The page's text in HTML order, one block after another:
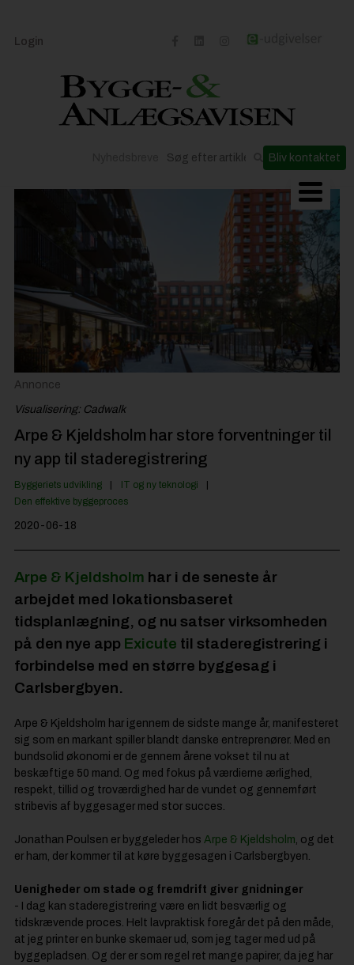
Login
Bliv kontaktet
Byggeriets udvikling
Materialer og løsninger
Anlæg
Til Håndværkeren
Partnere
Jobportal
Annonce
Visualisering: Cadwalk
Arpe & Kjeldsholm har store forventninger til
ny app til staderegistrering
Byggeriets udvikling
IT og ny teknologi
Den effektive byggeproces
2020-06-18
Arpe & Kjeldsholm har i de seneste år
arbejdet med lokationsbaseret
tidsplanlægning, og nu satser virksomheden
på den nye app Exicute til staderegistrering i
forbindelse med en større byggesag i
Carlsbergbyen.
Arpe & Kjeldsholm har igennem de sidste mange år, manifesteret
sig som en markant spiller blandt danske entreprenører. Med en
bundsolid økonomi er de gennem årene vokset til nu at
beskæftige 50 mand. Og med fokus på værdierne ærlighed,
respekt, tillid og troværdighed har de vundet og gennemført
stribevis af byggesager med stor succes.
Jonathan Poulsen er byggeleder hos Arpe & Kjeldsholm , og det
er ham, der kommer til at køre byggesagen i Carlsbergbyen.
Uenigheder om stade og fremdrift giver gnidninger
- I dag kan staderegistrering være en lidt besværlig og
tidskrævende proces. Helt lavpraktisk foregår det på den måde,
at jeg printer en bunke skemaer ud, som jeg tager med ud på
byggepladsen. Og der er som regel ret mange papirer, da jeg har